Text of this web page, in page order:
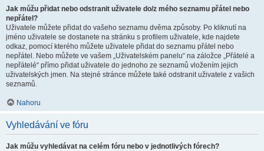
Jak můžu přidat nebo odstranit uživatele do/z mého seznamu přátel nebo
nepřátel?
Uživatele můžete přidat do vašeho seznamu dvěma způsoby. Po kliknutí na
jméno uživatele se dostanete na stránku s profilem uživatele, kde najdete
odkaz, pomocí kterého můžete uživatele přidat do seznamu přátel nebo
nepřátel. Nebo můžete ve vašem „Uživatelském panelu“ na záložce „Přátelé a
nepřátelé“ přímo přidat uživatele do jednoho ze seznamů vložením jejich
uživatelských jmen. Na stejné stránce můžete také odstranit uživatele z vašich
seznamů.
Nahoru
Vyhledávání ve fóru
Jak můžu vyhledávat na celém fóru nebo v jednotlivých fórech?